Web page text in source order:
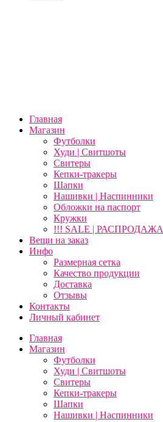
Главная
Магазин
Футболки
Худи | Свитшоты
Свитеры
Кепки-тракеры
Шапки
Нашивки | Наспинники
Обложки на паспорт
Кружки
!!! SALE | РАСПРОДАЖА
Вещи на заказ
Инфо
Размерная сетка
Качество продукции
Доставка
Отзывы
Контакты
Личный кабинет
Главная
Магазин
Футболки
Худи | Свитшоты
Свитеры
Кепки-тракеры
Шапки
Нашивки | Наспинники